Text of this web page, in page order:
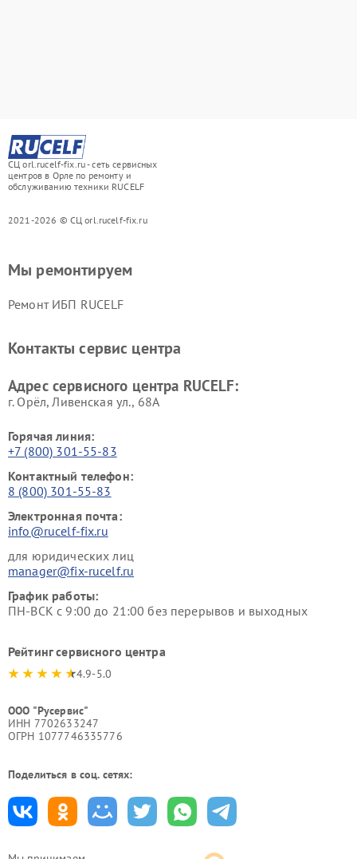
СЦ orl.rucelf-fix.ru - сеть сервисных
центров в Орле по ремонту и
обслуживанию техники RUCELF
2021-2026 © СЦ orl.rucelf-fix.ru
Мы ремонтируем
Ремонт ИБП RUCELF
Контакты сервис центра
Адрес сервисного центра RUCELF:
г. Орёл, Ливенская ул., 68А
Горячая линия:
+7 (800) 301-55-83
Контактный телефон:
8 (800) 301-55-83
Электронная почта:
info@rucelf-fix.ru
для юридических лиц
manager@fix-rucelf.ru
График работы:
ПН-ВСК с 9:00 до 21:00 без перерывов и выходных
Рейтинг сервисного центра
4.9-5.0
ООО "Русервис"
ИНН 7702633247
ОГРН 1077746335776
Поделиться в соц. сетях: